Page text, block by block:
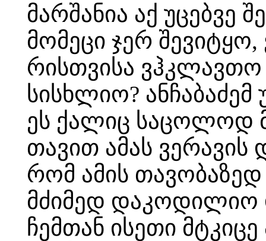
მარშანია აქ უცებვე
მომეცი ჯერ
რისთვისა ვჰკლავთო
სისხლიო? ანჩაბაძემ
ეს ქალიც საცოლოდ
თავით ამას
რომ ამის
მძიმედ დაკოდილიო
ჩემთან ისეთი